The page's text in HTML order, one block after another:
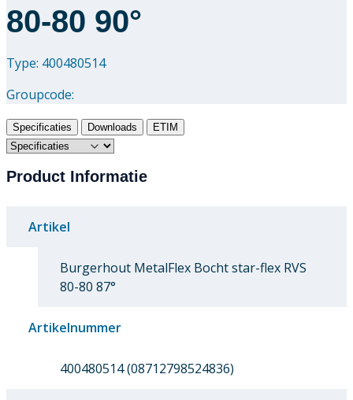
80-80 90°
Type: 400480514
Groupcode:
Specificaties Downloads ETIM
Product Informatie
Artikel
Burgerhout MetalFlex Bocht star-flex RVS
80-80 87°
Artikelnummer
400480514 (08712798524836)